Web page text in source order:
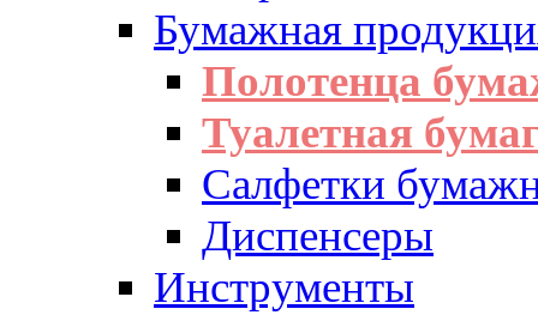
Бумажная
Полотенца
Туалетная
Салфетки
Диспенсеры
Инструменты